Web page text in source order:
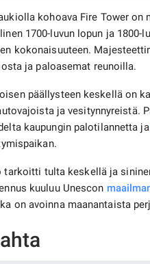
kohoava Fire Tower
1700-luvun lopun ja
kokonaisuuteen.
ja paloasemat reunoilla.
päällysteen keskellä on
ja vesitynnyreistä.
kaupungin palotilannetta ja
tarkoitti tulta keskellä ja
kuuluu Unescon
on avoinna maanantaista